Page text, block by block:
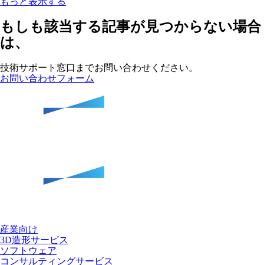
もしも該当する記事が見つからない場合
は、
技術サポート窓口までお問い合わせください。
お問い合わせフォーム
産業向け
3D造形サービス
ソフトウェア
コンサルティングサービス